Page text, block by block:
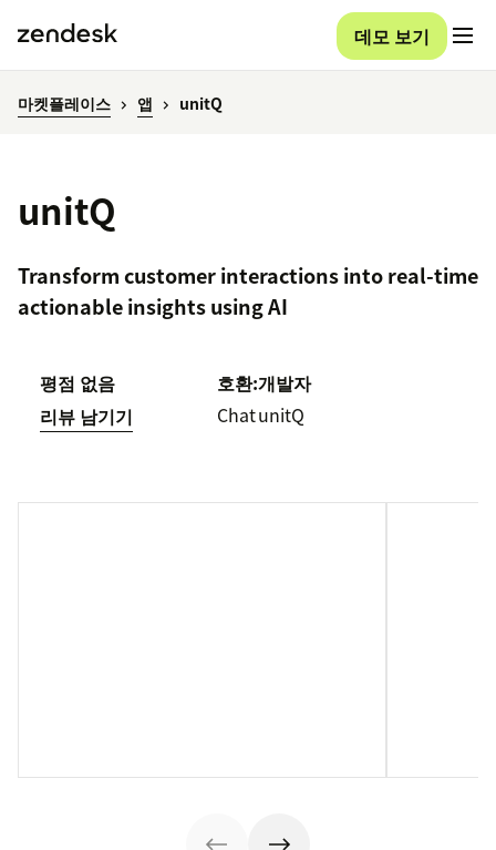
데모 보기
마켓플레이스 앱 unitQ
unitQ
Transform customer interactions into real-time
actionable insights using AI
평점 없음
리뷰 남기기
호환:
Chat
개발자
unitQ